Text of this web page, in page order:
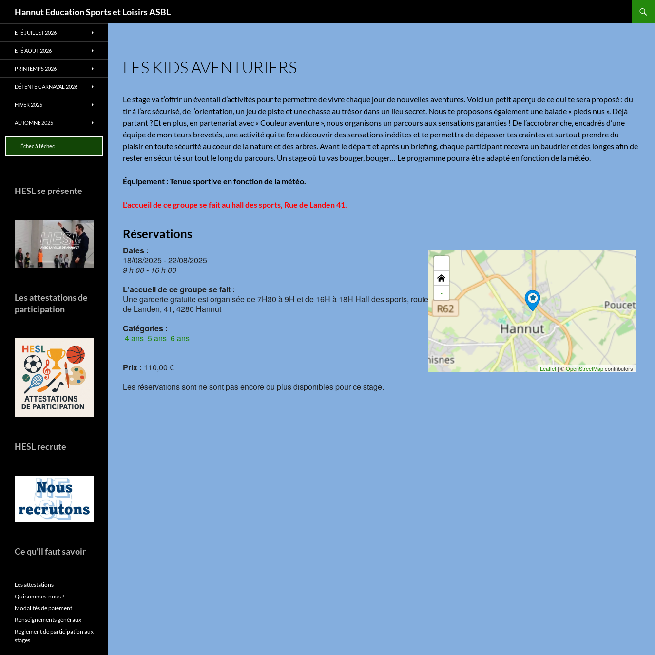
Aller
au
contenu
Hannut Education Sports et Loisirs ASBL
LES KIDS AVENTURIERS
Le stage va t’offrir un éventail d’activités pour te permettre de vivre chaque jour de nouvelles aventures. Voici un petit aperçu de ce qui te sera proposé : du
tir à l’arc sécurisé, de l’orientation, un jeu de piste et une chasse au trésor dans un lieu secret. Nous te proposons également une balade « pieds nus ». Déjà
partant ? Et en plus, en partenariat avec « Couleur aventure », nous organisons un parcours aux sensations garanties ! De l’accrobranche, encadrés d’une
équipe de moniteurs brevetés, une activité qui te fera découvrir des sensations inédites et te permettra de dépasser tes craintes et surtout prendre du
plaisir en toute sécurité au coeur de la nature et des arbres. Avant le départ et après un briefing, chaque participant recevra un baudrier et des longes afin de
rester en sécurité sur tout le long du parcours. Un stage où tu vas bouger, bouger… Le programme pourra être adapté en fonction de la météo.
Équipement : Tenue sportive en fonction de la météo.
L’accueil de ce groupe se fait au hall des sports, Rue de Landen 41.
Réservations
+
-
Leaflet | ©OpenStreetMapcontributors
Dates :
18/08/2025 - 22/08/2025
9 h 00 - 16 h 00
L'accueil de ce groupe se fait :
Une garderie gratuite est organisée de 7H30 à 9H et de 16H à 18H Hall des sports, route
de Landen, 41, 4280 Hannut
Catégories :
4 ans 5 ans 6 ans
Prix : 110,00 €
Les réservations sont ne sont pas encore ou plus disponibles pour ce stage.
ETÉ JUILLET 2026
ETÉ AOÛT 2026
PRINTEMPS 2026
DÉTENTE CARNAVAL 2026
HIVER 2025
AUTOMNE 2025
Échec à l’échec
HESL se présente
Les attestations de
participation
HESL recrute
Ce qu'il faut savoir
Les attestations
Qui sommes-nous ?
Modalités de paiement
Renseignements généraux
Règlement de participation aux
stages